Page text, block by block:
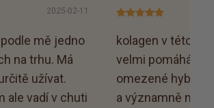
2025-02-11
mě jedno
trhu. Má
užívat.
ale vadí v chuti
kolagen v této
velmi pomáhá při
omezené
a významně